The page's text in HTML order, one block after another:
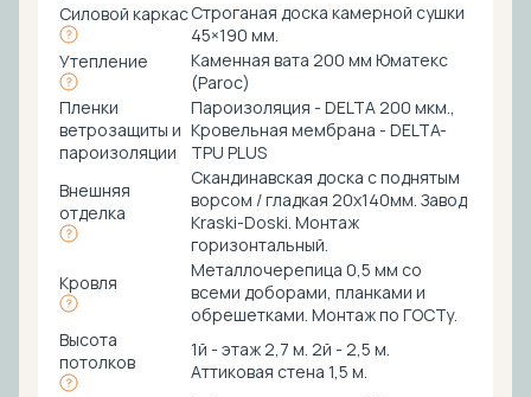
Силовой каркасСтроганая доска камерной сушки
45×190 мм.
Утепление
Каменная вата 200 мм Юматекс
(Paroc)
Пленки
ветрозащиты и
пароизоляции
Пароизоляция - DELTA 200 мкм.,
Кровельная мембрана - DELTA-
TPU PLUS
Внешняя
отделка
Скандинавская доска с поднятым
ворсом / гладкая 20х140мм. Завод
Kraski-Doski. Монтаж
горизонтальный.
Кровля
Металлочерепица 0,5 мм со
всеми доборами, планками и
обрешетками. Монтаж по ГОСТу.
Высота
потолков
1й - этаж 2,7 м. 2й - 2,5 м.
Аттиковая стена 1,5 м.